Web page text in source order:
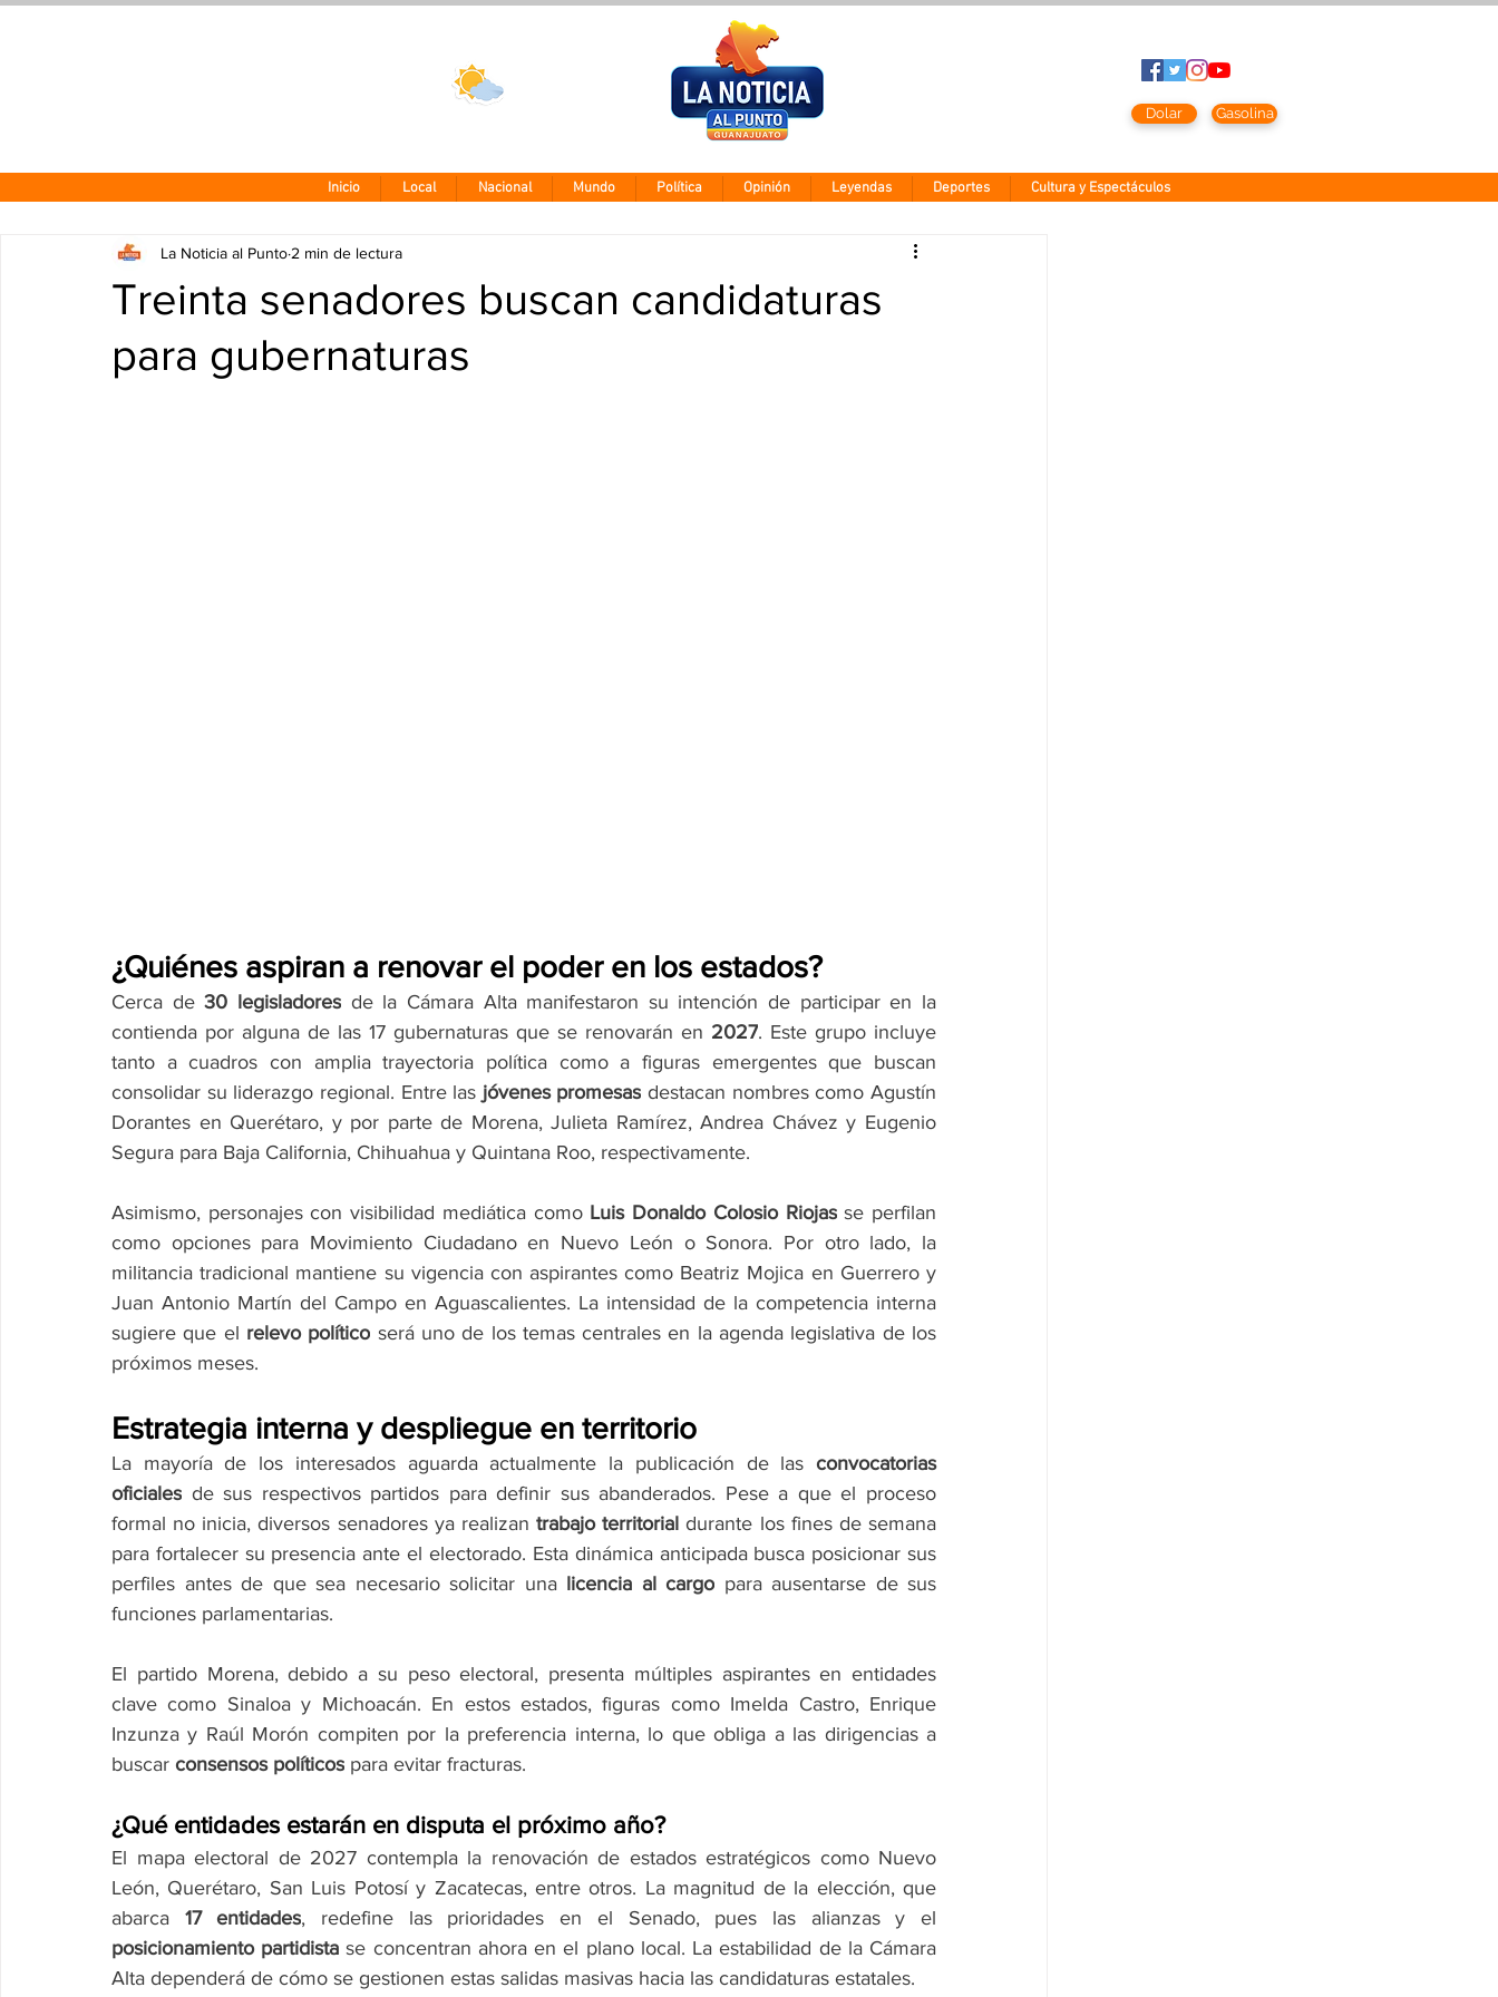
Dolar Gasolina
Inicio Local Nacional Mundo Política Opinión Leyendas Deportes Cultura y Espectáculos
Treinta senadores buscan candidaturas
para gubernaturas
La Noticia al Punto 2 min de lectura
¿Quiénes aspiran a renovar el poder en los estados?
Cerca de 30 legisladores de la Cámara Alta manifestaron su intención de participar en la
contienda por alguna de las 17 gubernaturas que se renovarán en 2027. Este grupo incluye
tanto a cuadros con amplia trayectoria política como a figuras emergentes que buscan
consolidar su liderazgo regional. Entre las jóvenes promesas destacan nombres como Agustín
Dorantes en Querétaro, y por parte de Morena, Julieta Ramírez, Andrea Chávez y Eugenio
Segura para Baja California, Chihuahua y Quintana Roo, respectivamente.
Asimismo, personajes con visibilidad mediática como Luis Donaldo Colosio Riojas se perfilan
como opciones para Movimiento Ciudadano en Nuevo León o Sonora. Por otro lado, la
militancia tradicional mantiene su vigencia con aspirantes como Beatriz Mojica en Guerrero y
Juan Antonio Martín del Campo en Aguascalientes. La intensidad de la competencia interna
sugiere que el relevo político será uno de los temas centrales en la agenda legislativa de los
próximos meses.
Estrategia interna y despliegue en territorio
La mayoría de los interesados aguarda actualmente la publicación de las convocatorias
oficiales de sus respectivos partidos para definir sus abanderados. Pese a que el proceso
formal no inicia, diversos senadores ya realizan trabajo territorial durante los fines de semana
para fortalecer su presencia ante el electorado. Esta dinámica anticipada busca posicionar sus
perfiles antes de que sea necesario solicitar una licencia al cargo para ausentarse de sus
funciones parlamentarias.
El partido Morena, debido a su peso electoral, presenta múltiples aspirantes en entidades
clave como Sinaloa y Michoacán. En estos estados, figuras como Imelda Castro, Enrique
Inzunza y Raúl Morón compiten por la preferencia interna, lo que obliga a las dirigencias a
buscar consensos políticos para evitar fracturas.
¿Qué entidades estarán en disputa el próximo año?
El mapa electoral de 2027 contempla la renovación de estados estratégicos como Nuevo
León, Querétaro, San Luis Potosí y Zacatecas, entre otros. La magnitud de la elección, que
abarca 17 entidades
posicionamiento partidista se concentran ahora en el plano local. La estabilidad de la Cámara
Alta dependerá de cómo se gestionen estas salidas masivas hacia las candidaturas estatales.